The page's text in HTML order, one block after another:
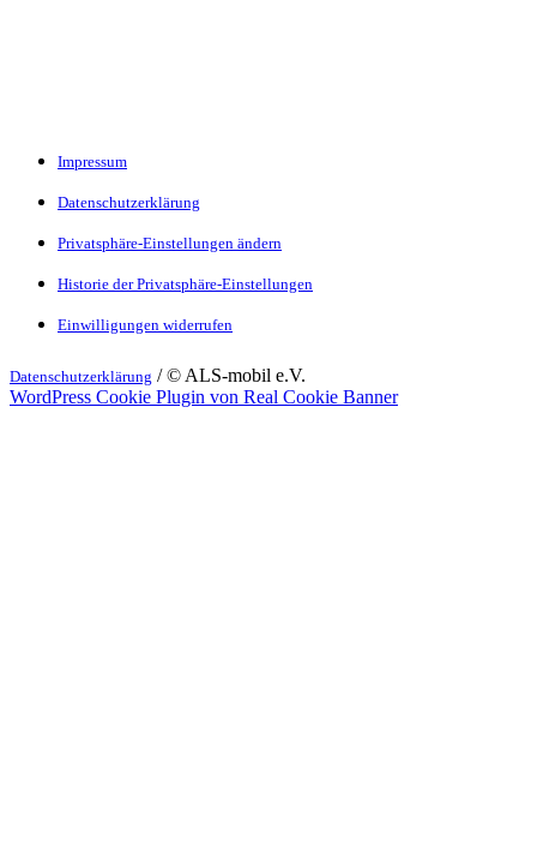
Impressum
Datenschutzerklärung
Privatsphäre-Einstellungen ändern
Historie der Privatsphäre-Einstellungen
Einwilligungen widerrufen
Datenschutzerklärung / © ALS-mobil e.V.
WordPress Cookie Plugin von Real Cookie Banner